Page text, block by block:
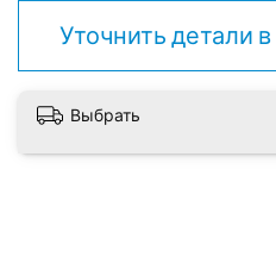
Уточнить детали в
Выбрать